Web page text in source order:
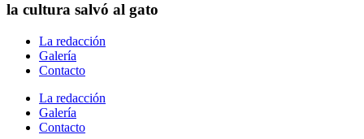
la cultura salvó al gato
La redacción
Galería
Contacto
La redacción
Galería
Contacto